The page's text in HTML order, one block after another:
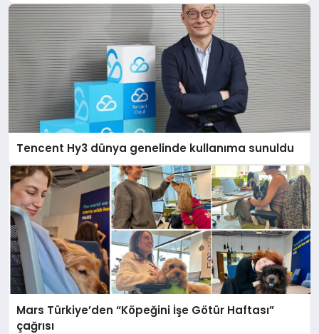
Tencent Hy3 dünya genelinde kullanıma sunuldu
Mars Türkiye’den “Köpeğini İşe Götür Haftası”
çağrısı